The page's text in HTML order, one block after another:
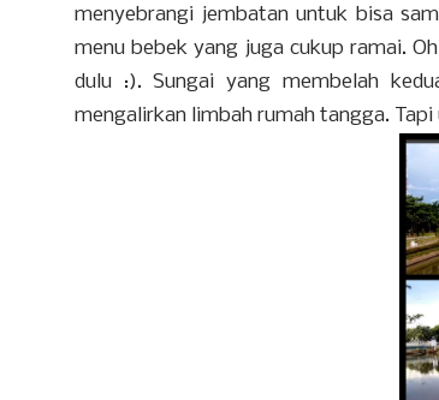
menyebrangi jembatan untuk bisa
menu bebek yang juga cukup ramai.
dulu :). Sungai yang membelah
mengalirkan limbah rumah tangga.